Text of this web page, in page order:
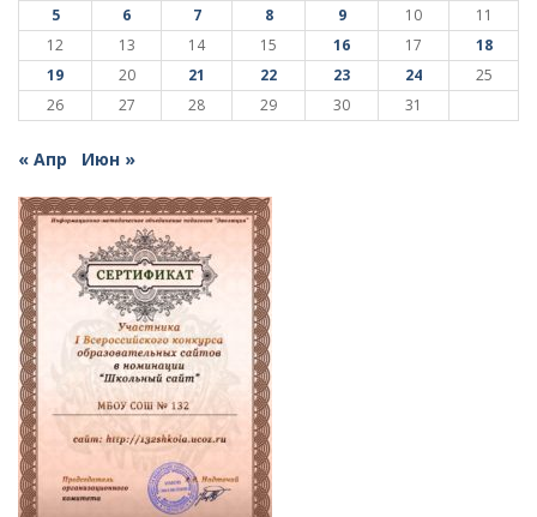
5
6 7 8 9 10
11
12
13 14 15 16 17
18
19
20 21 22 23 24
25
26
27 28 29 30 31
« Апр Июн »